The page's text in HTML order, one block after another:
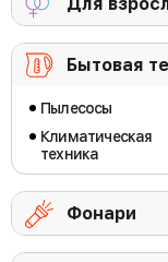
Бытовая
Пылесосы
Климатическая
техника
Фонари